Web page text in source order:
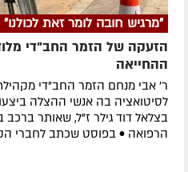
"מרגיש חובה לומר זאת לכולנו"
הזעקה של הזמר החב"די
ההחייאה
ר' אבי מנחם הזמר החב"די
בצלאל דוד גילר ז"ל, שאותר
הרפואה • בפוסט שכתב לחברי